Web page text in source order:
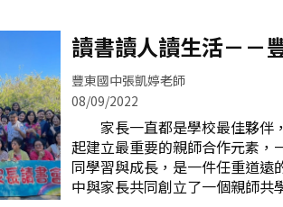
樣精通。 隨著家中老二到忠
容隊長也開始服務本校學童。因
有外省人第二至四代、本省人、
等，學區內弱勢家庭比率偏高，
彰，孩子成長過程不易。所幸，
幾年前來到聖潔教會服務，本著
愛世人的關懷，為莘莘學子開設
孩子的未來。鄭兆文牧師認為：
動生命的志業。」因此，每天放
他的教育夥伴們，總會接送學童
會，開始絢麗多彩的課輔與生活
讀書讀人讀生活－－
長讀書會
豐東國中張凱婷老師
08/09/2022
家長一直都是學校最佳夥伴
起建立最重要的親師合作元素，
同學習與成長，是一件任重道遠
中與家長共同創立了一個親師共